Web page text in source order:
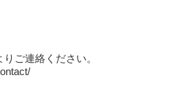
ご連絡ください。